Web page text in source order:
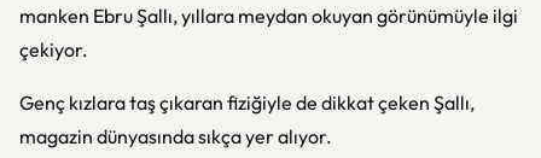
manken Ebru Şallı, yıllara meydan okuyan görünümüyle ilgi
çekiyor.
Genç kızlara taş çıkaran fiziğiyle de dikkat çeken Şallı,
magazin dünyasında sıkça yer alıyor.